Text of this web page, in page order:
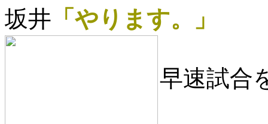
坂井 「やります。」
早速試合